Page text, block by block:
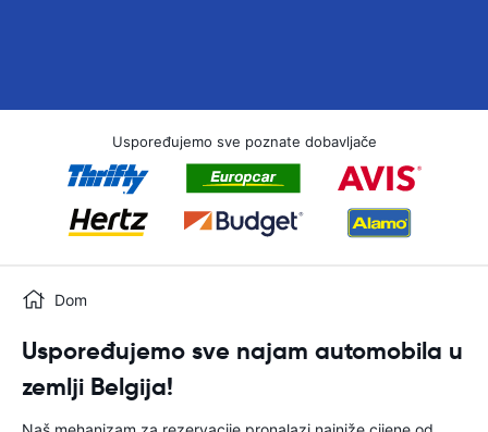
Uspoređujemo sve poznate dobavljače
Dom
Uspoređujemo sve najam automobila u
zemlji Belgija!